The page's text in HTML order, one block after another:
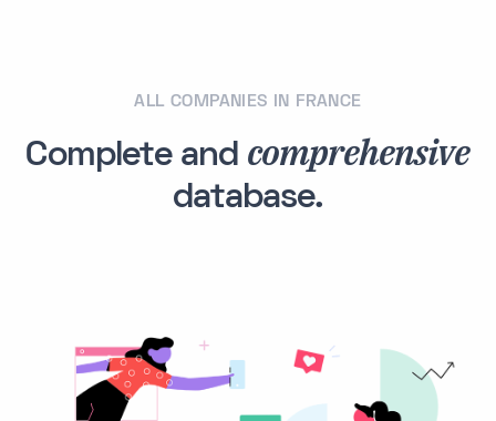
ALL COMPANIES IN FRANCE
Complete and comprehensive
database.